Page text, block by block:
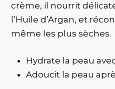
crème, il nourrit
l’Huile d’Argan, et
même les plus sèches.
Hydrate la peau
Adoucit la peau